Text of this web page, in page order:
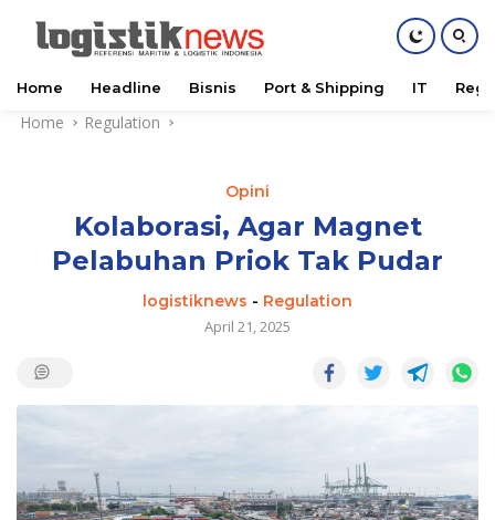
Skip
Home Headline Bisnis Port & Shipping IT
Home Regulation
Opini
Kolaborasi, Agar Magnet
Pelabuhan Priok Tak Pudar
logistiknews - Regulation
April 21, 2025